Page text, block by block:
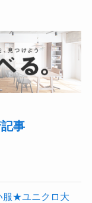
事
服★ユニクロ大